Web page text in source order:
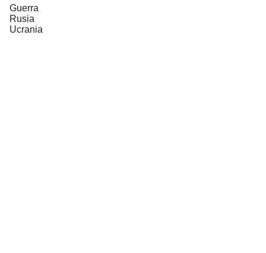
Guerra
Rusia
Ucrania